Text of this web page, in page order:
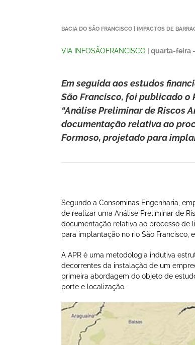
BACIA DO SÃO FRANCISCO | IMPACTOS DE
VIA INFOSÃOFRANCISCO | quarta-feira
Em seguida aos estudos
São Francisco, foi publicado
“Análise Preliminar de Riscos
documentação relativa ao
Formoso, projetado para
Segundo a Consominas Engenharia,
de realizar uma Análise Preliminar de
documentação relativa ao processo de
para implantação no rio São Francisco,
A APR é uma metodologia indutiva
decorrentes da instalação de um
primeira abordagem do objeto de
porte e localização.